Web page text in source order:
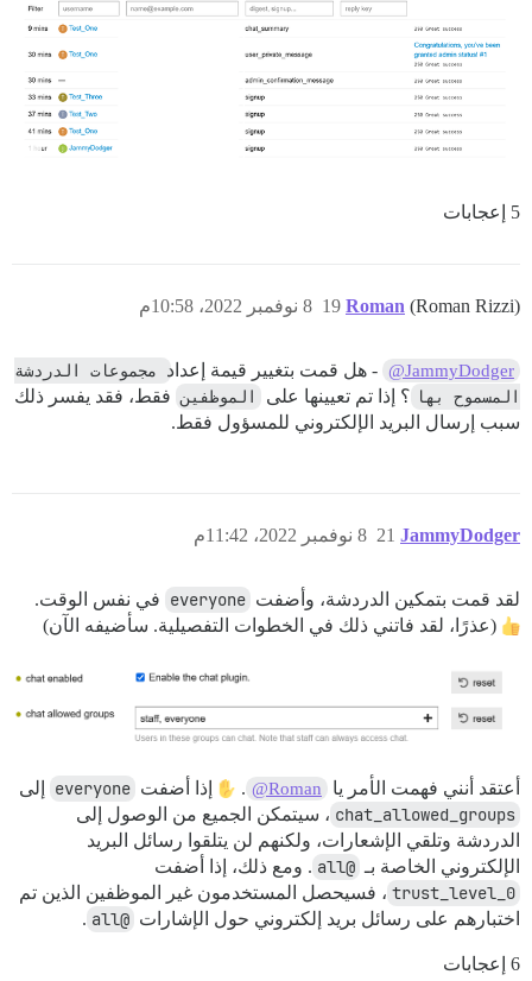
5 إعجابات
Roman (Roman Rizzi) 8 نوفمبر 2022، 10:58م 19
@JammyDodger - هل قمت بتغيير قيمة إعداد
المسموح بها ؟ إذا تم تعيينها على الموظفين فقط، فقد يفسر ذلك
سبب إرسال البريد الإلكتروني للمسؤول فقط.
JammyDodger 8 نوفمبر 2022، 11:42م 21
لقد قمت بتمكين الدردشة، وأضفت everyone في نفس الوقت.
(عذرًا، لقد فاتني ذلك في الخطوات التفصيلية. سأضيفه الآن)
أعتقد أنني فهمت الأمر يا @Roman
. إذا أضفت everyone إلى
chat_allowed_groups ، سيتمكن الجميع من الوصول إلى
الدردشة وتلقي الإشعارات، ولكنهم لن يتلقوا رسائل البريد
الإلكتروني الخاصة بـ @all . ومع ذلك، إذا أضفت
trust_level_0 ، فسيحصل المستخدمون غير الموظفين الذين تم
اختبارهم على رسائل بريد إلكتروني حول الإشارات @all
.
6 إعجابات